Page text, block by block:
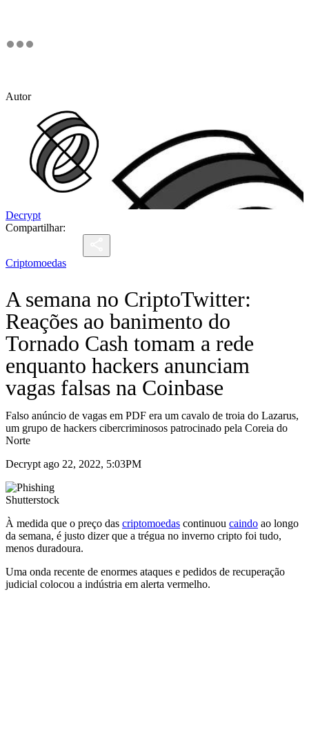
Autor
Decrypt
Compartilhar:
Criptomoedas
A semana no CriptoTwitter:
Reações ao banimento do
Tornado Cash tomam a rede
enquanto hackers anunciam
vagas falsas na Coinbase
Falso anúncio de vagas em PDF era um cavalo de troia do Lazarus,
um grupo de hackers cibercriminosos patrocinado pela Coreia do
Norte
Decrypt ago 22, 2022, 5:03PM
Shutterstock
À medida que o preço das criptomoedas continuou caindo ao longo
da semana, é justo dizer que a trégua no inverno cripto foi tudo,
menos duradoura.
Uma onda recente de enormes ataques e pedidos de recuperação
judicial colocou a indústria em alerta vermelho.